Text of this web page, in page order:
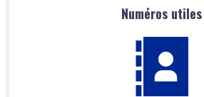
Numéros utiles